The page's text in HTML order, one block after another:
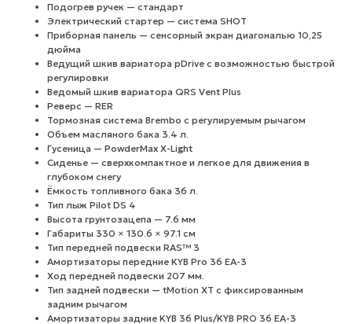
Подогрев ручек — стандарт
Электрический стартер — система SHOT
Приборная панель — сенсорный экран диагональю 10,25
дюйма
Ведущий шкив вариатора pDrive с возможностью быстрой
регулировки
Ведомый шкив вариатора QRS Vent Plus
Реверс — RER
Тормозная система Brembo с регулируемым рычагом
Объем масляного бака 3.4 л.
Гусеница — PowderMax X-Light
Сиденье — сверхкомпактное и легкое для движения в
глубоком снегу
Ёмкость топливного бака 36 л.
Тип лыж Pilot DS 4
Высота грунтозацепа — 7.6 мм
Габариты 330 × 130.6 × 97.1 см
Тип передней подвески RAS™ 3
Амортизаторы передние KYB Pro 36 EA-3
Ход передней подвески 207 мм.
Тип задней подвески — tMotion XT с фиксированным
задним рычагом
Амортизаторы задние KYB 36 Plus/KYB PRO 36 EA-3